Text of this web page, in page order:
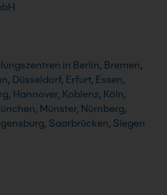
in Berlin, Bremen,
Düsseldorf, Erfurt, Essen,
Hannover, Koblenz, Köln,
Münster, Nürnberg,
Saarbrücken, Siegen